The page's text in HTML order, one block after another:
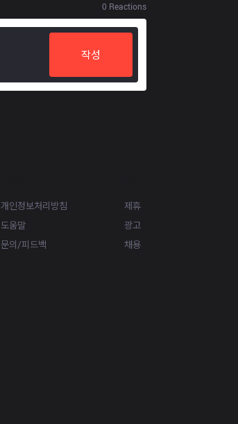
0 Reactions
작성
개인정보처리방침
도움말
문의/피드백
제휴
광고
채용